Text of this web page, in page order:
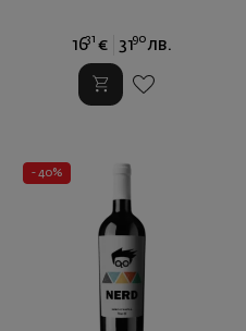
1631 € 3190 лв.
- 40%